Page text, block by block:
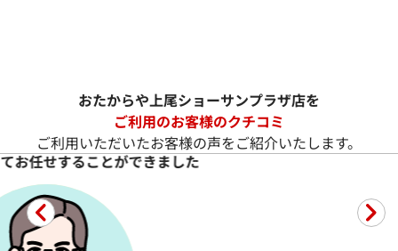
おたからや上尾ショーサンプラザ店を
ご利用のお客様のクチコミ
ご利用いただいたお客様の声をご紹介いたします。
新着 良心的